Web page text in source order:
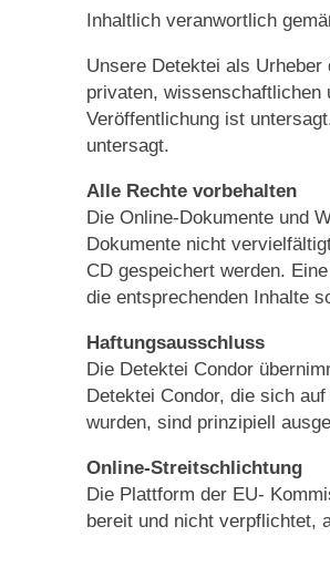
Inhaltlich veranwortlich
Unsere Detektei als
privaten, wissenschaftlichen
Veröffentlichung ist
untersagt.
Alle Rechte vorbehalten
Die Online-Dokumente und
Dokumente nicht
CD gespeichert werden.
die entsprechenden Inhalte
Haftungsausschluss
Die Detektei Condor
Detektei Condor, die sich
wurden, sind prinzipiell
Online-Streitschlichtung
Die Plattform der EU-
bereit und nicht verpflichtet,